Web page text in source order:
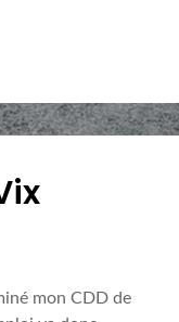
mon CDD de